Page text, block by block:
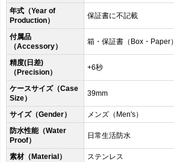
年式（Year of
Production）
保証書に不記載
付属品
（Accessory）
箱・保証書（Box・Paper）
精度(日差)
（Precision）
+6秒
ケースサイズ（Case
Size）
39mm
サイズ（Gender）
メンズ（Men's）
防水性能（Water
Proof）
日常生活防水
素材（Material）
ステンレス